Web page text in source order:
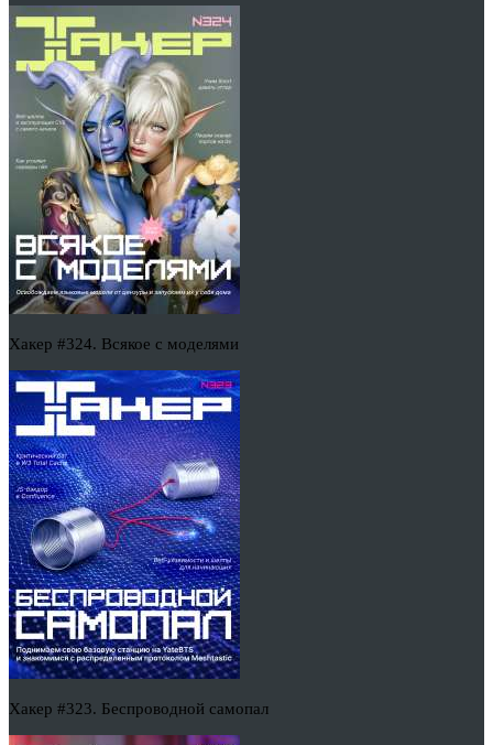
Хакер #324. Всякое с моделями
Хакер #323. Беспроводной самопал